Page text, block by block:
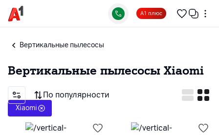
А1 плюс
Вертикальные пылесосы
Вертикальные пылесосы Xiaomi
По популярности
Xiaomi